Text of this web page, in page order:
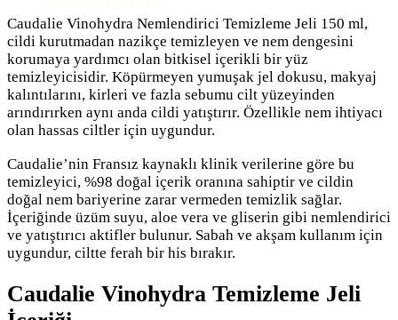
Caudalie Vinohydra Nemlendirici Temizleme Jeli 150 ml,
cildi kurutmadan nazikçe temizleyen ve nem dengesini
korumaya yardımcı olan bitkisel içerikli bir yüz
temizleyicisidir. Köpürmeyen yumuşak jel dokusu, makyaj
kalıntılarını, kirleri ve fazla sebumu cilt yüzeyinden
arındırırken aynı anda cildi yatıştırır. Özellikle nem ihtiyacı
olan hassas ciltler için uygundur.
Caudalie’nin Fransız kaynaklı klinik verilerine göre bu
temizleyici, %98 doğal içerik oranına sahiptir ve cildin
doğal nem bariyerine zarar vermeden temizlik sağlar.
İçeriğinde üzüm suyu, aloe vera ve gliserin gibi nemlendirici
ve yatıştırıcı aktifler bulunur. Sabah ve akşam kullanım için
uygundur, ciltte ferah bir his bırakır.
Caudalie Vinohydra Temizleme Jeli